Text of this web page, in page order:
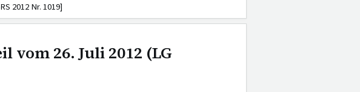
2012 Nr. 1019]
vom 26. Juli 2012 (LG